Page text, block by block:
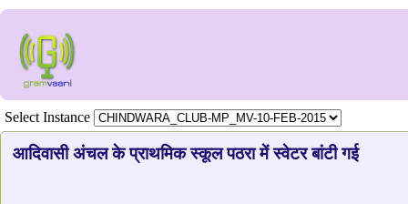
Select Instance
आदिवासी अंचल के प्राथमिक स्कूल पठरा में स्वेटर बांटी गई